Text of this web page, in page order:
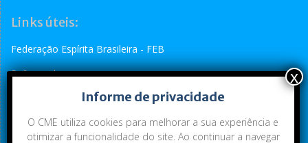
Links úteis:
Federação Espírita Brasileira - FEB
Reformador
Conselho Espírita Internacional - CEI
Informe de privacidade
O CME utiliza cookies para melhorar a sua experiência e
otimizar a funcionalidade do site. Ao continuar a navegar